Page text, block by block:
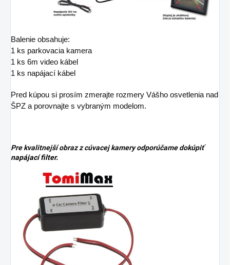
Balenie obsahuje:
1 ks parkovacia kamera
1 ks 6m video kábel
1 ks napájací kábel
Pred kúpou si prosím zmerajte rozmery Vášho osvetlenia nad
ŠPZ a porovnajte s vybraným modelom.
Pre kvalitnejší obraz z cúvacej kamery odporúčame dokúpiť
napájací filter.